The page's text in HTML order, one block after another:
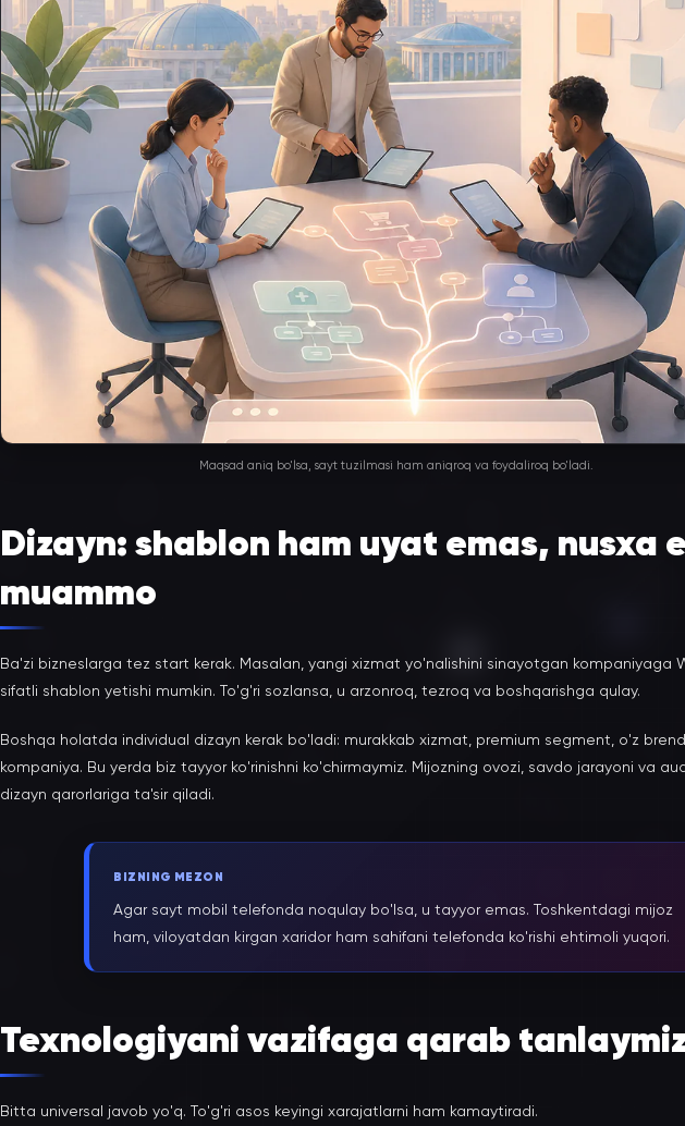
Maqsad aniq bo'lsa, sayt tuzilmasi ham aniqroq va foydaliroq bo'ladi.
Dizayn: shablon ham uyat emas, nusxa
muammo
Ba'zi bizneslarga tez start kerak. Masalan, yangi xizmat yo'nalishini sinayotgan kompaniyaga
sifatli shablon yetishi mumkin. To'g'ri sozlansa, u arzonroq, tezroq va boshqarishga qulay.
Boshqa holatda individual dizayn kerak bo'ladi: murakkab xizmat, premium segment, o'z
kompaniya. Bu yerda biz tayyor ko'rinishni ko'chirmaymiz. Mijozning ovozi, savdo jarayoni va
dizayn qarorlariga ta'sir qiladi.
BIZNING MEZON
Agar sayt mobil telefonda noqulay bo'lsa, u tayyor emas. Toshkentdagi mijoz
ham, viloyatdan kirgan xaridor ham sahifani telefonda ko'rishi ehtimoli yuqori.
Texnologiyani vazifaga qarab
Bitta universal javob yo'q. To'g'ri asos keyingi xarajatlarni ham kamaytiradi.